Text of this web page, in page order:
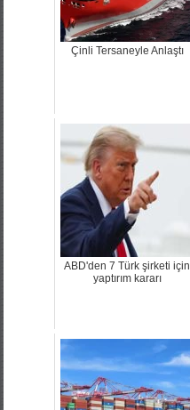
Çinli Tersaneyle Anlaştı
ABD'den 7 Türk şirketi için
yaptırım kararı